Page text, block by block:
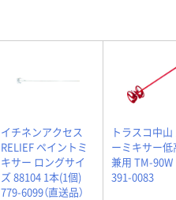
イチネンアクセス
RELIEF ペイントミ
キサー ロングサイ
ズ 88104 1本(1個)
779-6099（直送品）
トラスコ中
ーミキサー
兼用 TM-90W
391-0083